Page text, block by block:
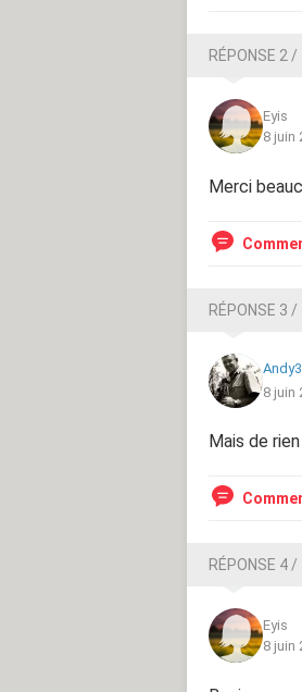
RÉPONSE 2 /
Eyis
8 juin
Merci
RÉPONSE 3 /
8 juin
Mais de
RÉPONSE 4 /
Eyis
8 juin